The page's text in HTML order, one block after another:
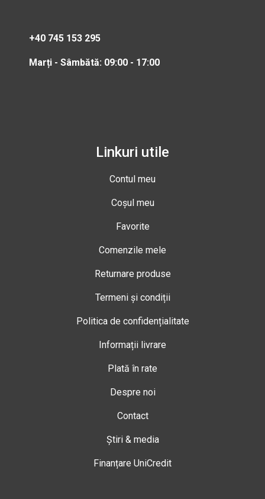
+40 745 153 295
Marți - Sâmbătă: 09:00 - 17:00
Linkuri utile
Contul meu
Coșul meu
Favorite
Comenzile mele
Returnare produse
Termeni și condiții
Politica de confidențialitate
Informații livrare
Plată în rate
Despre noi
Contact
Știri & media
Finanțare UniCredit